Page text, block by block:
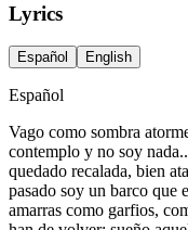
Lyrics
Español English
Español
Vago como sombra
contemplo y no soy
quedado recalada, bien
pasado soy un barco que
amarras como garfios,